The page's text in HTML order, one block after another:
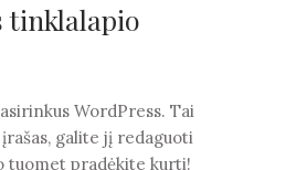
tinklalapio
WordPress. Tai
galite jį redaguoti
tuomet pradėkite kurti!